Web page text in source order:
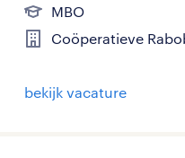
MBO
Coöperatieve
bekijk vacature